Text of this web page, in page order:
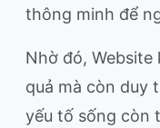
thông minh để
Nhờ đó,
quả mà còn duy
yếu tố sống còn